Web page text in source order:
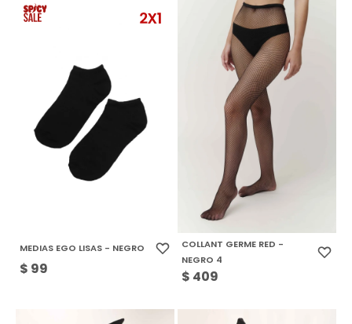
MEDIAS EGO LISAS - NEGRO
$ 99
COLLANT GERME RED -
NEGRO 4
$ 409